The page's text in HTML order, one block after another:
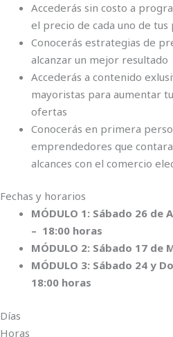
Accederás sin costo a
el precio de cada uno de
Conocerás estrategias de
alcanzar un mejor resultado
Accederás a contenido
mayoristas para aumentar
ofertas
Conocerás en primera
emprendedores que
alcances con el comercio
Fechas y horarios
MÓDULO 1: Sábado 26 de
– 18:00 horas
MÓDULO 2: Sábado 17 de
MÓDULO 3: Sábado 24 y
18:00 horas
Días
Horas